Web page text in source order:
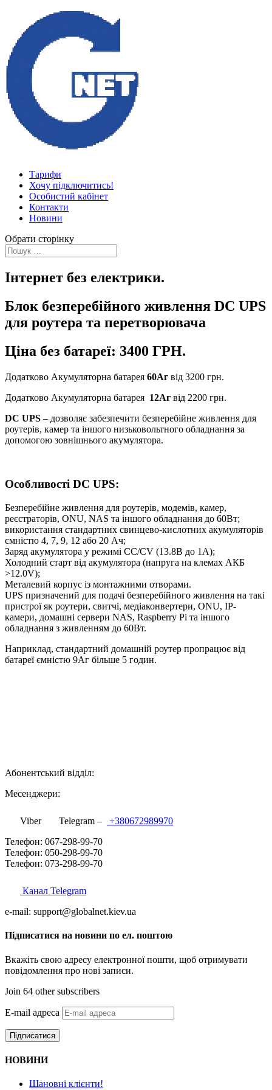
Тарифи
Хочу підключитись!
Особистий кабінет
Контакти
Новини
Обрати сторінку
Інтернет без електрики.
Блок безперебійного живлення DC UPS
для роутера та перетворювача
Ціна без батареї: 3400 ГРН.
Додатково Акумуляторна батарея 60Аг від 3200 грн.
Додатково Акумуляторна батарея 12Aг від 2200 грн.
DC UPS – дозволяє забезпечити безперебійне живлення для
роутерів, камер та іншого низьковольтного обладнання за
допомогою зовнішнього акумулятора.
Особливості DC UPS:
Безперебійне живлення для роутерів, модемів, камер,
реєстраторів, ONU, NAS та іншого обладнання до 60Вт;
використання стандартних свинцево-кислотних акумуляторів
ємністю 4, 7, 9, 12 або 20 Ач;
Заряд акумулятора у режимі CC/CV (13.8В до 1А);
Холодний старт від акумулятора (напруга на клемах АКБ
>12.0V);
Металевий корпус із монтажними отворами.
UPS призначений для подачі безперебійного живлення на такі
пристрої як роутери, свитчі, медіаконвертери, ONU, IP-
камери, домашні сервери NAS, Raspberry Pi та іншого
обладнання з живленням до 60Вт.
Наприклад, стандартний домашній роутер пропрацює від
батареї ємністю 9Аг більше 5 годин.
Абонентський відділ:
Месенджери:
Viber Telegram –
+380672989970
Телефон: 067-298-99-70
Телефон: 050-298-99-70
Телефон: 073-298-99-70
Канал Telegram
e-mail: support@globalnet.kiev.ua
Підписатися на новини по ел. поштою
Вкажіть свою адресу електронної пошти, щоб отримувати
повідомлення про нові записи.
Join 64 other subscribers
E-mail адреса
Підписатися
НОВИНИ
Шановні клієнти!